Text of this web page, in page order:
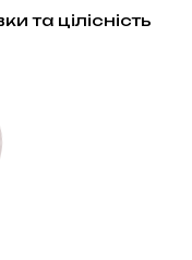
та цілісність